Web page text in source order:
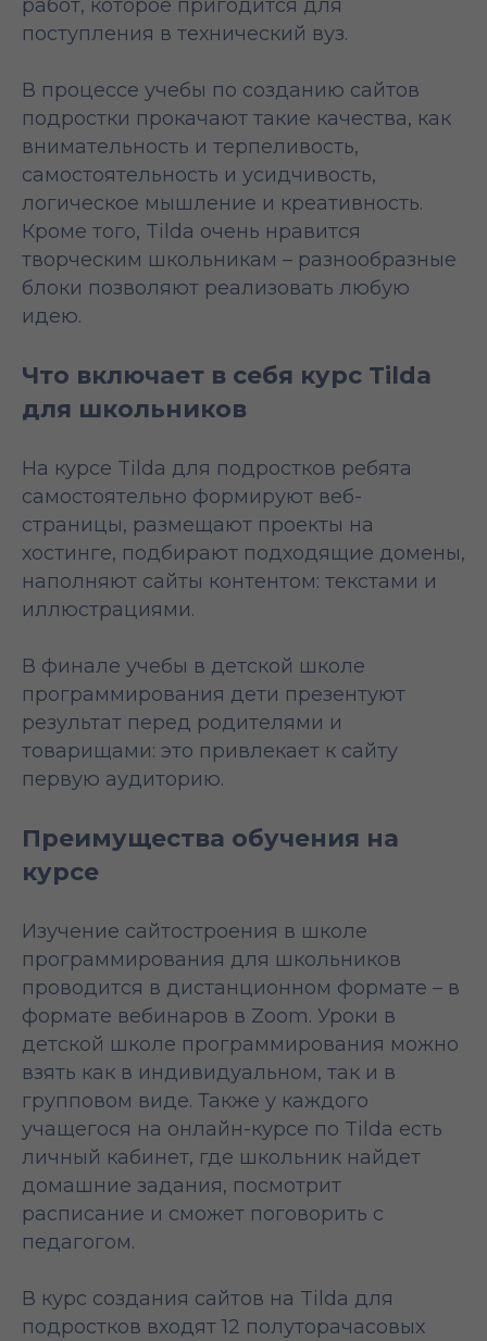
работ, которое пригодится для
поступления в технический вуз.
В процессе учебы по созданию сайтов
подростки прокачают такие качества, как
внимательность и терпеливость,
самостоятельность и усидчивость,
логическое мышление и креативность.
Кроме того, Tilda очень нравится
творческим школьникам – разнообразные
блоки позволяют реализовать любую
идею.
Что включает в себя курс Tilda
для школьников
На курсе Tilda для подростков ребята
самостоятельно формируют веб-
страницы, размещают проекты на
хостинге, подбирают подходящие домены,
наполняют сайты контентом: текстами и
иллюстрациями.
В финале учебы в детской школе
программирования дети презентуют
результат перед родителями и
товарищами: это привлекает к сайту
первую аудиторию.
Преимущества обучения на
курсе
Изучение сайтостроения в школе
программирования для школьников
проводится в дистанционном формате – в
формате вебинаров в Zoom. Уроки в
детской школе программирования можно
взять как в индивидуальном, так и в
групповом виде. Также у каждого
учащегося на онлайн-курсе по Tilda есть
личный кабинет, где школьник найдет
домашние задания, посмотрит
расписание и сможет поговорить с
педагогом.
В курс создания сайтов на Tilda для
подростков входят 12 полуторачасовых